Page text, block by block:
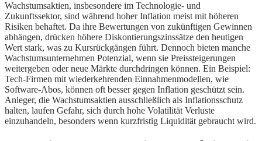
Wachstumsaktien, insbesondere im Technologie- und
Zukunftssektor, sind während hoher Inflation meist mit höheren
Risiken behaftet. Da ihre Bewertungen von zukünftigen Gewinnen
abhängen, drücken höhere Diskontierungszinssätze den heutigen
Wert stark, was zu Kursrückgängen führt. Dennoch bieten manche
Wachstumsunternehmen Potenzial, wenn sie Preissteigerungen
weitergeben oder neue Märkte durchdringen können. Ein Beispiel:
Tech-Firmen mit wiederkehrenden Einnahmenmodellen, wie
Software-Abos, können oft besser gegen Inflation geschützt sein.
Anleger, die Wachstumsaktien ausschließlich als Inflationsschutz
halten, laufen Gefahr, sich durch hohe Volatilität Verluste
einzuhandeln, besonders wenn kurzfristig Liquidität gebraucht wird.